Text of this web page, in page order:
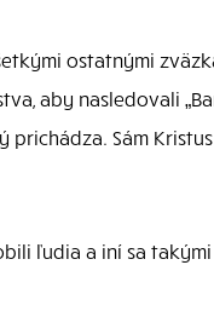
ostatnými
aby nasledovali
prichádza. Sám
ľudia a iní sa